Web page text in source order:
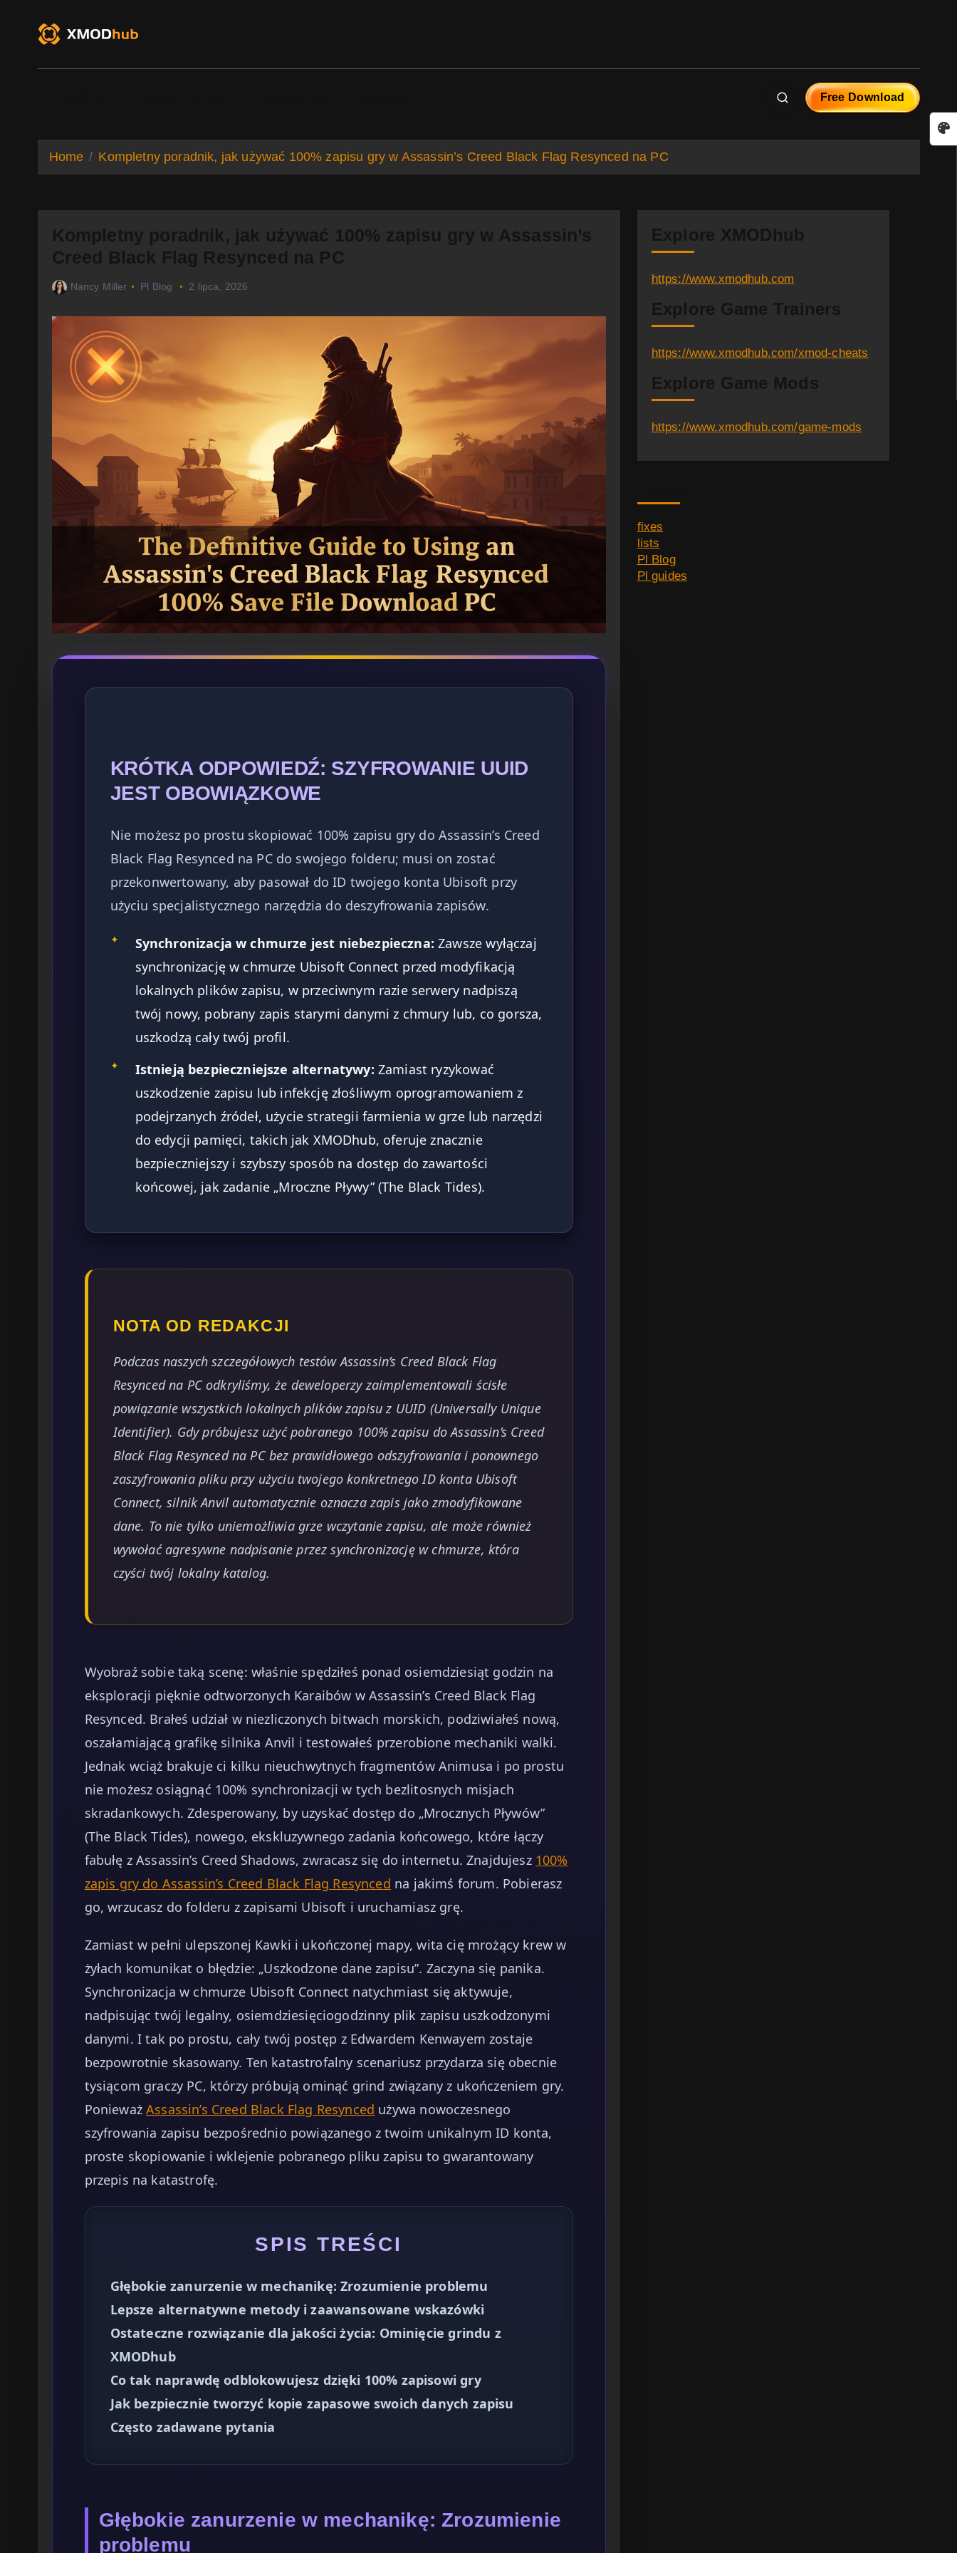
Free Download
Home Kompletny poradnik, jak używać 100% zapisu gry w Assassin’s Creed Black Flag Resynced na PC
Kompletny poradnik, jak używać 100% zapisu gry w Assassin’s
Creed Black Flag Resynced na PC
Nancy Miller Pl Blog 2 lipca, 2026
KRÓTKA ODPOWIEDŹ: SZYFROWANIE UUID
JEST OBOWIĄZKOWE
Nie możesz po prostu skopiować 100% zapisu gry do Assassin’s Creed
Black Flag Resynced na PC do swojego folderu; musi on zostać
przekonwertowany, aby pasował do ID twojego konta Ubisoft przy
użyciu specjalistycznego narzędzia do deszyfrowania zapisów.
✦ Synchronizacja w chmurze jest niebezpieczna: Zawsze wyłączaj
synchronizację w chmurze Ubisoft Connect przed modyfikacją
lokalnych plików zapisu, w przeciwnym razie serwery nadpiszą
twój nowy, pobrany zapis starymi danymi z chmury lub, co gorsza,
uszkodzą cały twój profil.
✦ Istnieją bezpieczniejsze alternatywy: Zamiast ryzykować
uszkodzenie zapisu lub infekcję złośliwym oprogramowaniem z
podejrzanych źródeł, użycie strategii farmienia w grze lub narzędzi
do edycji pamięci, takich jak XMODhub, oferuje znacznie
bezpieczniejszy i szybszy sposób na dostęp do zawartości
końcowej, jak zadanie „Mroczne Pływy” (The Black Tides).
NOTA OD REDAKCJI
Podczas naszych szczegółowych testów Assassin’s Creed Black Flag
Resynced na PC odkryliśmy, że deweloperzy zaimplementowali ścisłe
powiązanie wszystkich lokalnych plików zapisu z UUID (Universally Unique
Identifier). Gdy próbujesz użyć pobranego 100% zapisu do Assassin’s Creed
Black Flag Resynced na PC bez prawidłowego odszyfrowania i ponownego
zaszyfrowania pliku przy użyciu twojego konkretnego ID konta Ubisoft
Connect, silnik Anvil automatycznie oznacza zapis jako zmodyfikowane
dane. To nie tylko uniemożliwia grze wczytanie zapisu, ale może również
wywołać agresywne nadpisanie przez synchronizację w chmurze, która
czyści twój lokalny katalog.
Wyobraź sobie taką scenę: właśnie spędziłeś ponad osiemdziesiąt godzin na
eksploracji pięknie odtworzonych Karaibów w Assassin’s Creed Black Flag
Resynced. Brałeś udział w niezliczonych bitwach morskich, podziwiałeś nową,
oszałamiającą grafikę silnika Anvil i testowałeś przerobione mechaniki walki.
Jednak wciąż brakuje ci kilku nieuchwytnych fragmentów Animusa i po prostu
nie możesz osiągnąć 100% synchronizacji w tych bezlitosnych misjach
skradankowych. Zdesperowany, by uzyskać dostęp do „Mrocznych Pływów”
(The Black Tides), nowego, ekskluzywnego zadania końcowego, które łączy
fabułę z Assassin’s Creed Shadows, zwracasz się do internetu. Znajdujesz 100%
zapis gry do Assassin’s Creed Black Flag Resynced na jakimś forum. Pobierasz
go, wrzucasz do folderu z zapisami Ubisoft i uruchamiasz grę.
Zamiast w pełni ulepszonej Kawki i ukończonej mapy, wita cię mrożący krew w
żyłach komunikat o błędzie: „Uszkodzone dane zapisu”. Zaczyna się panika.
Synchronizacja w chmurze Ubisoft Connect natychmiast się aktywuje,
nadpisując twój legalny, osiemdziesięciogodzinny plik zapisu uszkodzonymi
danymi. I tak po prostu, cały twój postęp z Edwardem Kenwayem zostaje
bezpowrotnie skasowany. Ten katastrofalny scenariusz przydarza się obecnie
tysiącom graczy PC, którzy próbują ominąć grind związany z ukończeniem gry.
PonieważAssassin’s Creed Black Flag Resynced używa nowoczesnego
szyfrowania zapisu bezpośrednio powiązanego z twoim unikalnym ID konta,
proste skopiowanie i wklejenie pobranego pliku zapisu to gwarantowany
przepis na katastrofę.
SPIS TREŚCI
Głębokie zanurzenie w mechanikę: Zrozumienie problemu
Lepsze alternatywne metody i zaawansowane wskazówki
Ostateczne rozwiązanie dla jakości życia: Ominięcie grindu z
XMODhub
Co tak naprawdę odblokowujesz dzięki 100% zapisowi gry
Jak bezpiecznie tworzyć kopie zapasowe swoich danych zapisu
Często zadawane pytania
Głębokie zanurzenie w mechanikę: Zrozumienie
problemu
Explore XMODhub
https://www.xmodhub.com
Explore Game Trainers
https://www.xmodhub.com/xmod-cheats
Explore Game Mods
https://www.xmodhub.com/game-mods
fixes
lists
Pl Blog
Pl guides